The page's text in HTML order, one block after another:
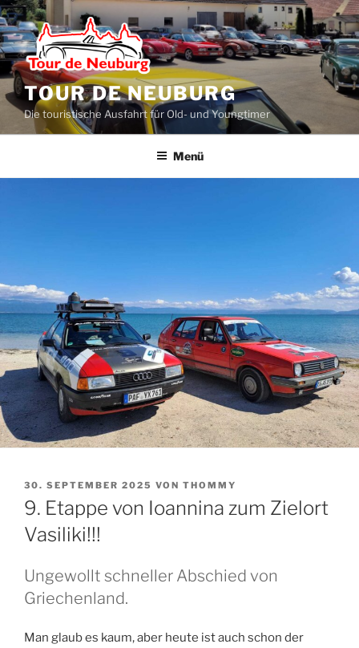
Zum
Inhalt
springen
TOUR DE NEUBURG
Die touristische Ausfahrt für Old- und Youngtimer
Menü
VERÖFFENTLICHT
AM
30. SEPTEMBER 2025 VON THOMMY
9. Etappe von Ioannina zum Zielort
Vasiliki!!!
Ungewollt schneller Abschied von
Griechenland.
Man glaub es kaum, aber heute ist auch schon der